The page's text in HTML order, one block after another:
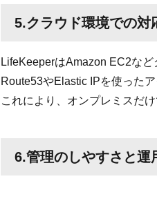
5.クラウド環境での対
LifeKeeperはAmazon EC2な
Route53やElastic IPを使った
これにより、オンプレミスだ
6.管理のしやすさと運